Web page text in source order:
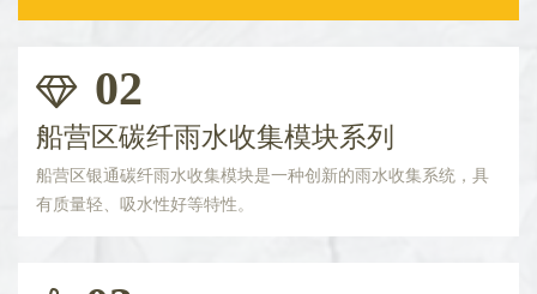
02
船营区碳纤雨水收集模块系列
船营区银通碳纤雨水收集模块是一种创新的雨水收集系统，具
有质量轻、吸水性好等特性。